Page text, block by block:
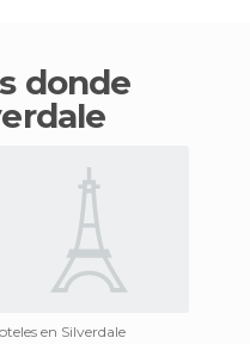
en Silverdale